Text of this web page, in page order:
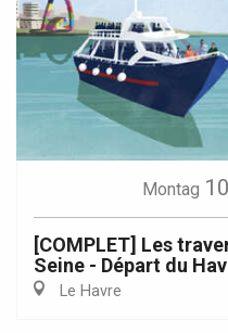
Montag
[COMPLET] Les
Seine - Départ du
Le Havre